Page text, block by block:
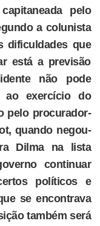
pelo
a colunista
dificuldades que
está a previsão
não pode
ao exercício do
pelo procurador-
quando negou-
Dilma na lista
continuar
políticos e
se encontrava
também será